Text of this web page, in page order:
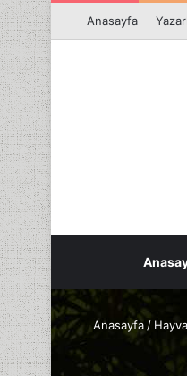
Anasayfa
Anasayfa /